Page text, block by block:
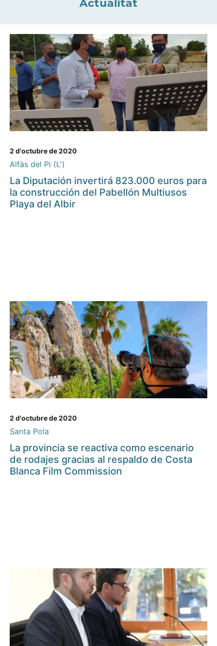
Actualitat
2 d'octubre de 2020
Alfàs del Pi (L')
La Diputación invertirá 823.000 euros para
la construcción del Pabellón Multiusos
Playa del Albir
2 d'octubre de 2020
Santa Pola
La provincia se reactiva como escenario
de rodajes gracias al respaldo de Costa
Blanca Film Commission